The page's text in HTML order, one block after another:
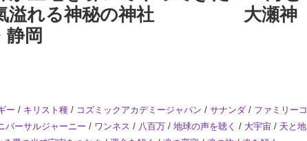
氣溢れる神秘の神社 大瀬神
静岡
ー / キリスト種 / コズミックアカデミージャパン / サナンダ / ファミリーコ
バーサルジャーニー / ワンネス / 八百万 / 地球の声を聴く / 大宇宙 / 天と地